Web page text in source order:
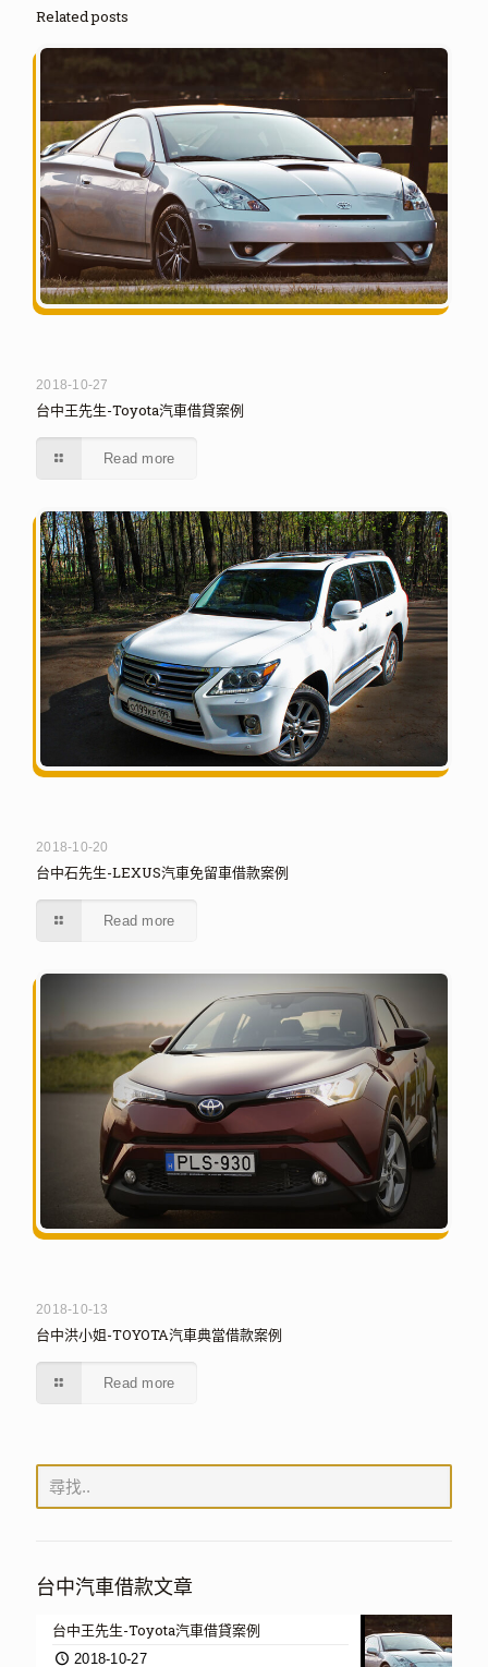
Related posts
2018-10-27
台中王先生-Toyota汽車借貸案例
Read more
2018-10-20
台中石先生-LEXUS汽車免留車借款案例
Read more
2018-10-13
台中洪小姐-TOYOTA汽車典當借款案例
Read more
台中汽車借款文章
台中王先生-Toyota汽車借貸案例
2018-10-27